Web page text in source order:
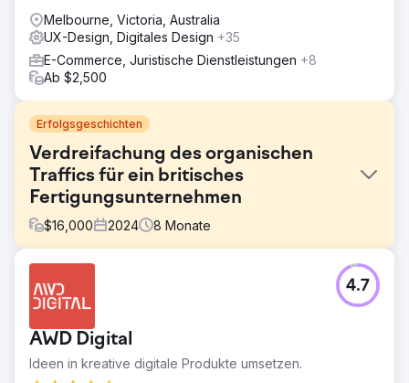
Melbourne, Victoria, Australia
UX-Design, Digitales Design +35
E-Commerce, Juristische Dienstleistungen +8
Ab $2,500
Erfolgsgeschichten
Verdreifachung des organischen
Traffics für ein britisches
Fertigungsunternehmen
$16,000 2024 8 Monate
Die Website des Kunden schnitt bei Branchenbegriffen
schlecht ab, hatte niedrige technische SEO-Werte,
langsame Ladezeiten und veraltete Inhalte. Dies führte
trotz wettbewerbsintensiver Marktpräsenz zu einer
schwachen Suchsichtbarkeit, geringem Engagement und
minimaler organischer Lead-Generierung.
AWD Digital
Ideen in kreative digitale Produkte umsetzen.
4.7